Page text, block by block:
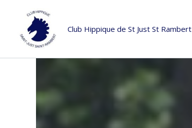
contenu
Club Hippique de St Just St Rambert